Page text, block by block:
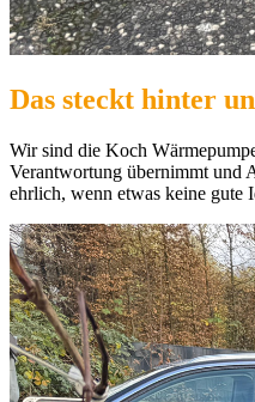
Das steckt hinter
Wir sind die Koch
Verantwortung übernimmt und
ehrlich, wenn etwas keine gute